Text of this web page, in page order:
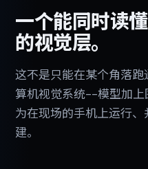
一个能同时读懂
的视觉层。
这不是只能在某个角落
算机视觉系统--模型加
为在现场的手机上运行
建。